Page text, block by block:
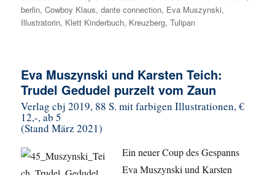
am
berlin,Cowboy Klaus,dante connection, Eva Muszynski,
Illustratorin, Klett Kinderbuch, Kreuzberg,Tulipan
Eva Muszynski und Karsten Teich:
Trudel Gedudel purzelt vom Zaun
Verlag cbj 2019, 88 S. mit farbigen Illustrationen, €
12,-, ab 5
(Stand März 2021)
Ein neuer Coup des Gespanns
Eva Muszynski und Karsten